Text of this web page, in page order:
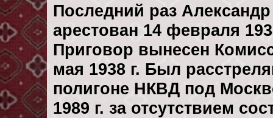
Последний раз
арестован 14 февраля
Приговор вынесен
мая 1938 г. Был
полигоне НКВД под
1989 г. за отсутствием